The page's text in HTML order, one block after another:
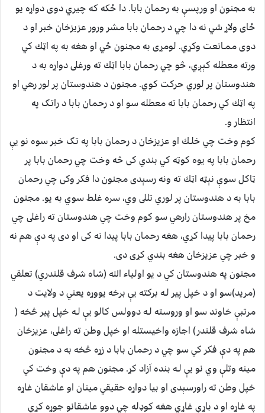
به مجنون او ورپسې به رحمان بابا. دا ځكه كه چيري دوى دواړه يو
ځاى ولاړ شي نه دا چي د رحمان بابا مشر ورور عزيزخان خبر او د
دوى ممـانعت وكړي. لومړى به مجنون ځي او هغه به په اټك كي
ورته معطله كېږي، څو چي رحمان بابا اټك ته ورغلى دواړه به د
هندوستان پر لوري حركت كوي. مجنون د هندوستان پر لور رهي او
په اټك كي رحمان بابا ته معطله سو او د رحمان بابا د راتـګ په
انتظار و.
كوم وخت چي خلـك او عزيزخان د رحمان بابا په تـګ خبر سوه نو يې
رحمان بابا په يوه كوټه كي بندي كى څه وخت چي رحمان بابا پر
ټاكل سوې نېټه اټك ته ونه رسېدى مجنون دا فكر وكى چي رحمان
بابا به د هندوستان پر لوري تللى وي، سره غلط سوي به يو. مجنون
مخ پر هندوستان رارهي سو كوم وخت چي هندوستان ته راغلى چي
رحمان بابا پيدا كړي، هغه رحمان بابا پيدا نه كى او دى په دې هم نه
و خبر چي عزيزخان هغه بندي كړى دى.
مجنون په هندوستان كي د يو اولياء الله (شاه شرف قلندري) تعلقي
(مريد)سو او د خپل پير لـه بركته يې برخه يووړه يعني د ولايت د
مرتبې خاوند سو او وروسته لـه دوولس كالو يې لـه خپل پير څخه (
شاه شرف قلندر) اجازه واخيستله او خپل وطن ته راغلى، عزيزخان
هم په دې فكر كي سو چي د رحمان بابا د زړه څخه به د مجنون
مينه وتلې وي نو يې لـه بنده آزاد كړ. مجنون هم په دې وخت كي
خپل وطن ته راورسېدى او بيا دواړه حقيقي مينان او عاشقان غاړه
په غاړه او د باړې غاړي هغه كوډله چي دوو عاشقانو جوړه كړې